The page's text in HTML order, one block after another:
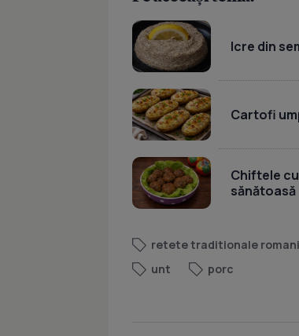
Icre din
Cartofi
Chiftele
sănătoasă
retete traditionale
unt
porc